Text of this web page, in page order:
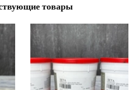
товары